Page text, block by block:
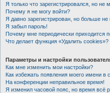
Я только что зарегистрировался, но не
Почему я не могу войти?
Я давно зарегистрирован, но больше не
Я забыл пароль!
Почему мне периодически приходится
Что делает функция «Удалить cookies»?
Параметры и настройки
Как мне изменить мои настройки?
Как избежать появления моего имени в
На конференции неправильное время!
Я изменил часовой пояс, но время всё